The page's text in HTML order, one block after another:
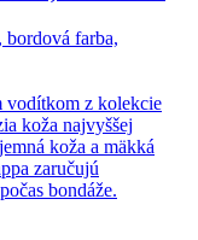
z kolekcie
koža najvyššej
koža a mäkká
zaručujú
bondáže.